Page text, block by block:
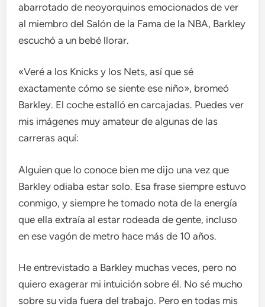
abarrotado de neoyorquinos emocionados de ver
al miembro del Salón de la Fama de la NBA, Barkley
escuchó a un bebé llorar.
«Veré a los Knicks y los Nets, así que sé
exactamente cómo se siente ese niño», bromeó
Barkley. El coche estalló en carcajadas. Puedes ver
mis imágenes muy amateur de algunas de las
carreras aquí:
Alguien que lo conoce bien me dijo una vez que
Barkley odiaba estar solo. Esa frase siempre estuvo
conmigo, y siempre he tomado nota de la energía
que ella extraía al estar rodeada de gente, incluso
en ese vagón de metro hace más de 10 años.
He entrevistado a Barkley muchas veces, pero no
quiero exagerar mi intuición sobre él. No sé mucho
sobre su vida fuera del trabajo. Pero en todas mis